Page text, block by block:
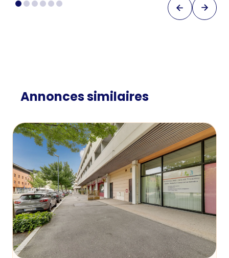
Annonces similaires